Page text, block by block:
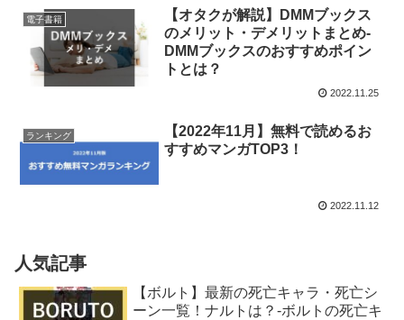
電子書籍
【オタクが解説】DMMブックス
のメリット・デメリットまとめ-
DMMブックスのおすすめポイン
トとは？
2022.11.25
ランキング
【2022年11月】無料で読めるお
すすめマンガTOP3！
2022.11.12
人気記事
【ボルト】最新の死亡キャラ・死亡シ
ーン一覧！ナルトは？-ボルトの死亡キ